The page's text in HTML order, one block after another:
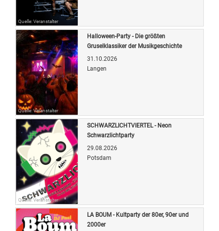
Quelle: Veranstalter
Quelle: Veranstalter
Halloween-Party - Die größten
Gruselklassiker der Musikgeschichte
31.10.2026
Langen
Quelle: Veranstalter
SCHWARZLICHTVIERTEL - Neon
Schwarzlichtparty
29.08.2026
Potsdam
LA BOUM - Kultparty der 80er, 90er und
2000er